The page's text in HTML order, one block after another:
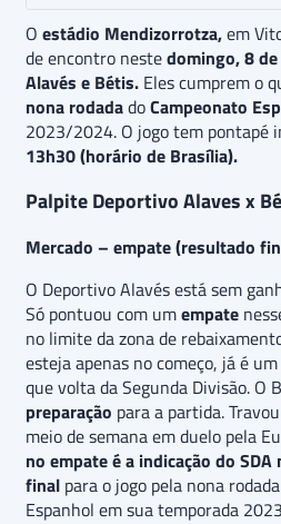
O estádio Mendizorrotza,em
de encontro nestedomingo, 8
Alavés e Bétis. Eles cumprem o
nona rodadadoCampeonato
2023/2024. O jogo tem pontapé
13h30 (horário de Brasília).
Palpite Deportivo Alaves x
Mercado – empate (resultado
O Deportivo Alavés está sem
Só pontuou com umempate
no limite da zona de
esteja apenas no começo, já é um
que volta da Segunda Divisão. O
preparação para a partida.
meio de semana em duelo pela
no empate é a indicação do
final para o jogo pela nona
Espanhol em sua temporada